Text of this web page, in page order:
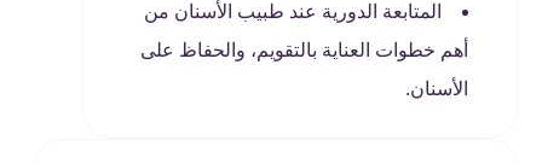
المتابعة الدورية عند طبيب الأسنان من
أهم خطوات العناية بالتقويم، والحفاظ على
الأسنان.